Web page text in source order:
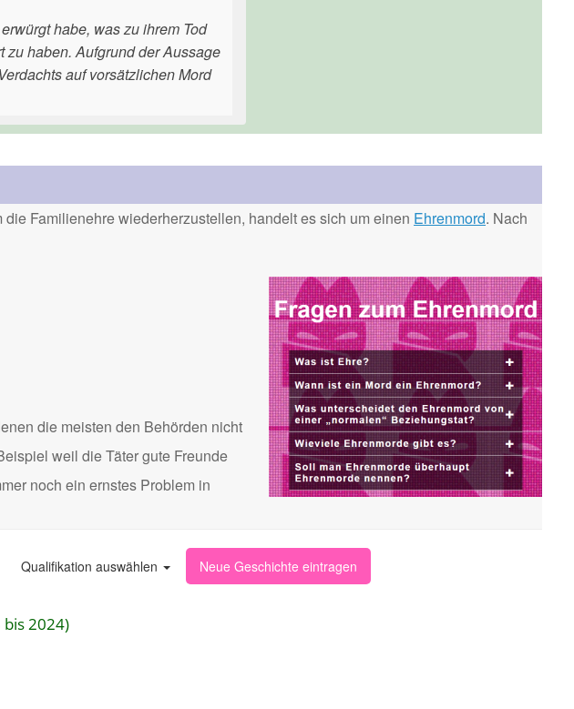
habe, was zu ihrem Tod
zu haben. Aufgrund der Aussage
auf vorsätzlichen Mord
Familienehre wiederherzustellen, handelt es sich um einen Ehrenmord. Nach
die meisten den Behörden nicht
weil die Täter gute Freunde
noch ein ernstes Problem in